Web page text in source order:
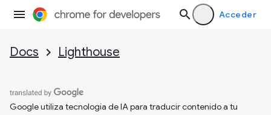
Acceder
Docs Lighthouse
Google utiliza tecnología de IA para traducir contenido a tu